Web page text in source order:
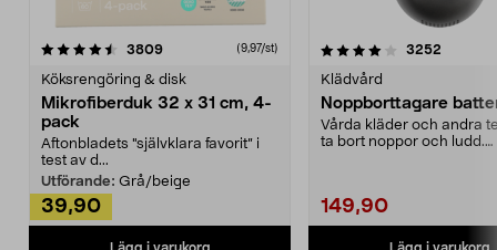
3809recensioner (9,97/st)
Köksrengöring & disk
Mikrofiberduk 32 x 31 cm, 4-
pack
Aftonbladets "självklara favorit” i
test av d...
Utförande: Grå/beige
39,90
4.0av 5 stjärnor 3252
Klädvård
Noppborttagare
Vårda kläder och andra
ta bort noppor och ludd.
149,90
4.5av 5 stjärnor